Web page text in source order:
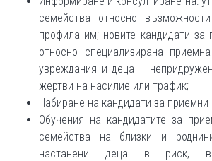
семейства относно
профила им; новите кандидати за
относно специализирана
увреждания и деца –
жертви на насилие или трафик;
Набиране на кандидати за приемни
Обучения на кандидатите за
семейства на близки и
настанени деца в риск,